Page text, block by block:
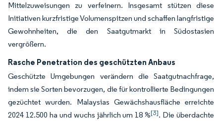
Mittelzuweisungen zu verfeinern. Insgesamt stützen diese
Initiativen kurzfristige Volumenspitzen und schaffen langfristige
Gewohnheiten, die den Saatgutmarkt in Südostasien
vergrößern.
Rasche Penetration des geschützten Anbaus
Geschützte Umgebungen verändern die Saatgutnachfrage,
indem sie Sorten bevorzugen, die für kontrollierte Bedingungen
gezüchtet wurden. Malaysias Gewächshausfläche erreichte
2024 12.500 ha und wuchs jährlich um 18 %[3]. Die überdachte